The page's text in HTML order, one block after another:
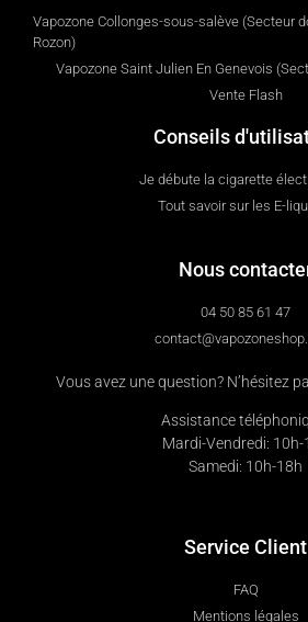
Vapozone Collonges-sous-salève (Secteur
Rozon)
Vapozone Saint Julien En Genevois
Vente Flash
Conseils
Je débute la cigarette
Tout savoir sur les E-
Nous
04 50 85 61 47
Vous avez une question? N’hésitez
Assistance
Mardi-Vendredi: 10h-
Samedi: 10h-18h
Service Client
FAQ
Mentions légales